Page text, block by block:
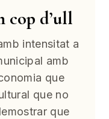
cop d’ull
intensitat a
amb
que
que no
que